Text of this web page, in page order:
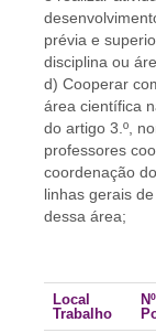
prévia e
disciplina ou
d) Cooperar
área científica
do artigo 3.º,
professores
coordenação
linhas gerais
dessa área;
Local
Trabalho
Nº